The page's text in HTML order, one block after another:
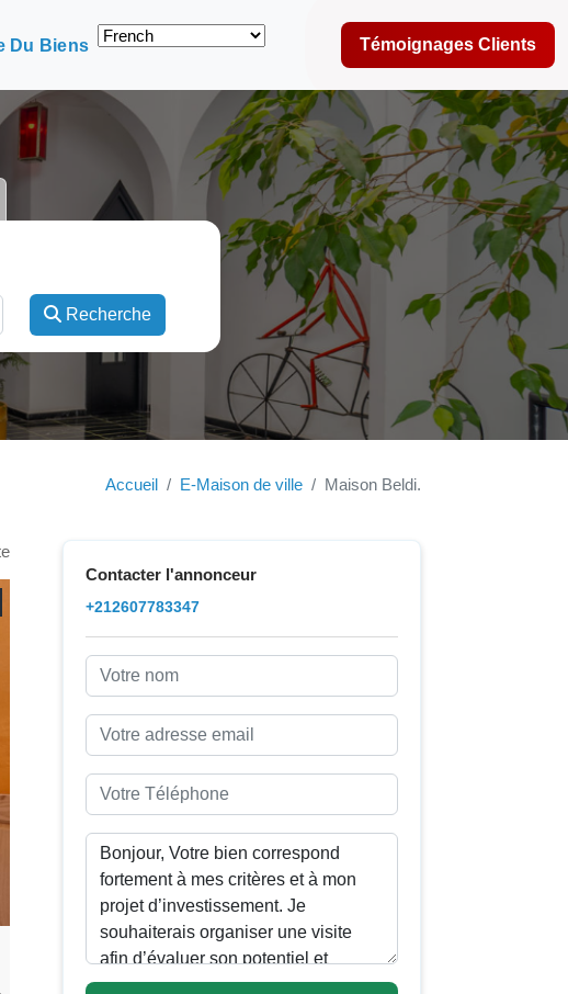
Du Biens Témoignages Clients
Recherche
Accueil E-Maison de ville Maison Beldi.
Contacter l'annonceur
+212607783347